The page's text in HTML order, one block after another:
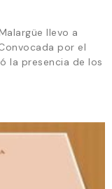
llevo a
por el
la presencia de los